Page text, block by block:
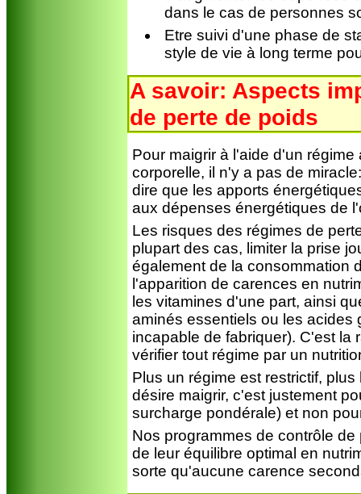
dans le cas de personnes
Etre suivi d'une phase de
style de vie à long terme
A savoir: Aspects
de perte de poids
Pour maigrir à l'aide d'un
corporelle, il n'y a pas de
dire que les apports
aux dépenses énergétiques de
Les risques des régimes de
plupart des cas, limiter la prise
également de la consommation
l'apparition de carences en
les vitamines d'une part, ainsi
aminés essentiels ou les acides
incapable de fabriquer). C'est la
vérifier tout régime par un
Plus un régime est restrictif,
désire maigrir, c'est justement
surcharge pondérale) et non
Nos programmes de contrôle
de leur équilibre optimal en
sorte qu'aucune carence